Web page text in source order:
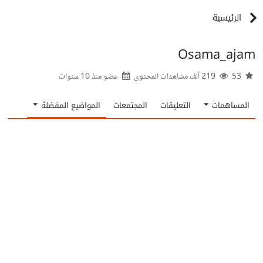
الرئيسية
Osama_ajam
عضو منذ10 سنوات
المساهمات التعليقات المجتمعات المواضيع المفضلة